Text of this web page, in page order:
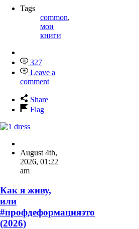
Tags
common,
мои
книги
327
Leave a
comment
Share
Flag
August 4th,
2026, 01:22
am
Как я живу,
или
#профдеформацияэто
(2026)